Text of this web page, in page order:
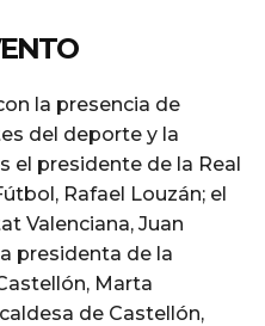
la presencia de
del deporte y la
el presidente de la Real
Rafael Louzán; el
Valenciana, Juan
presidenta de la
Marta
de Castellón,